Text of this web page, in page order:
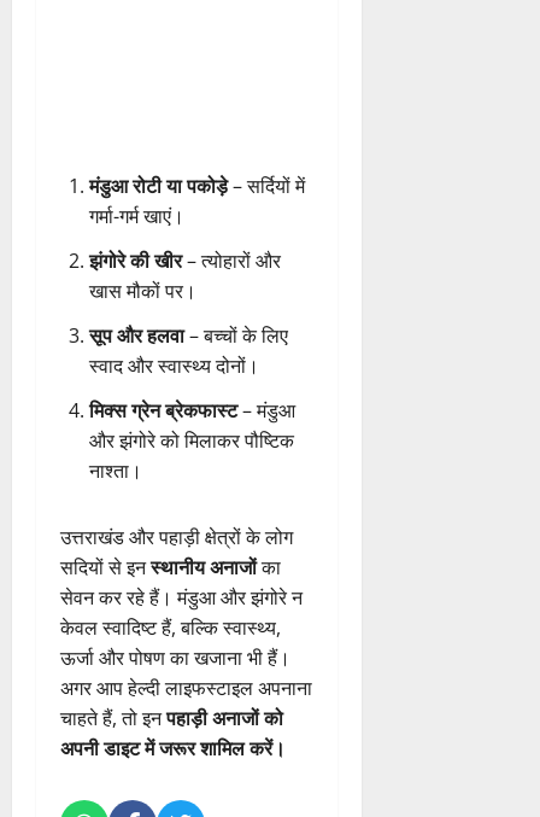
मंडुआ रोटी या पकोड़े– सर्दियों में
गर्मा-गर्म खाएं।
झंगोरे की खीर– त्योहारों और
खास मौकों पर।
सूप और हलवा– बच्चों के लिए
स्वाद और स्वास्थ्य दोनों।
मिक्स ग्रेन ब्रेकफास्ट– मंडुआ
और झंगोरे को मिलाकर पौष्टिक
नाश्ता।
उत्तराखंड और पहाड़ी क्षेत्रों के लोग
सदियों से इनस्थानीय अनाजोंका
सेवन कर रहे हैं। मंडुआ और झंगोरे न
केवल स्वादिष्ट हैं, बल्कि स्वास्थ्य,
ऊर्जा और पोषण का खजाना भी हैं।
अगर आप हेल्दी लाइफस्टाइल अपनाना
चाहते हैं, तो इनपहाड़ी अनाजों को
अपनी डाइट में जरूर शामिल करें।